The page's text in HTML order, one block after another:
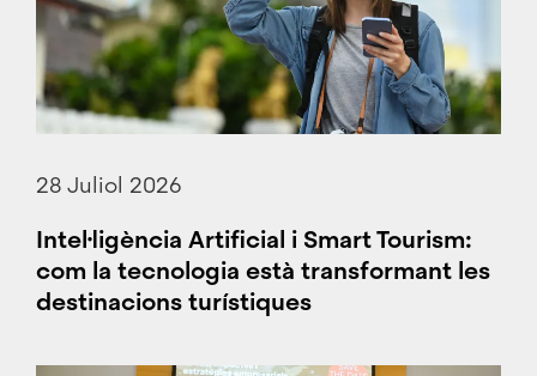
28 Juliol 2026
Intel·ligència Artificial i Smart Tourism:
com la tecnologia està transformant les
destinacions turístiques